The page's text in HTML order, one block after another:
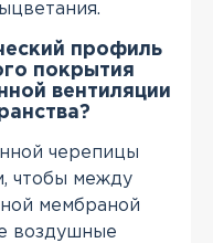
профиль
покрытия
вентиляции
черепицы
чтобы между
мембраной
воздушные